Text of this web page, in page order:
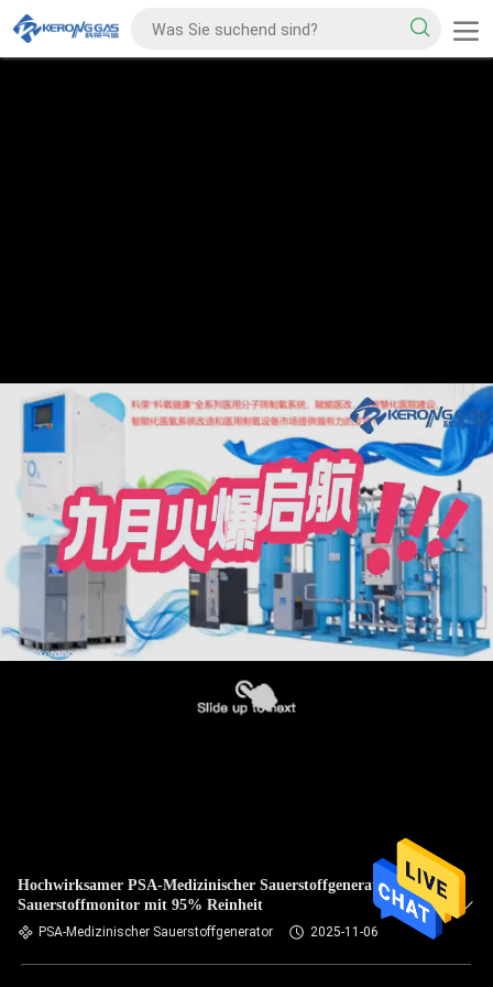
Hochwirksamer PSA-Medizinischer Sauerstoffgenerator mit
Sauerstoffmonitor mit 95% Reinheit
PSA-Medizinischer Sauerstoffgenerator 2025-11-06